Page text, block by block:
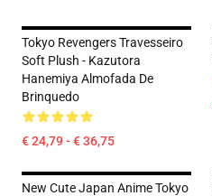
Tokyo Revengers Travesseiro
Soft Plush - Kazutora
Hanemiya Almofada De
Brinquedo
€ 24,79 - € 36,75
New Cute Japan Anime Tokyo